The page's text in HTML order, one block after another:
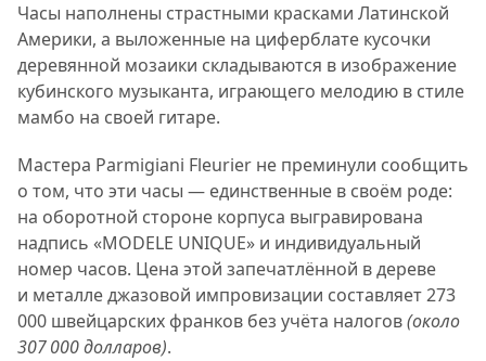
Часы наполнены страстными красками Латинской
Америки, а выложенные на циферблате кусочки
деревянной мозаики складываются в изображение
кубинского музыканта, играющего мелодию в стиле
мамбо на своей гитаре.
Мастера Parmigiani Fleurier не преминули сообщить
о том, что эти часы — единственные в своём роде:
на оборотной стороне корпуса выгравирована
надпись «MODELE UNIQUE» и индивидуальный
номер часов. Цена этой запечатлённой в дереве
и металле джазовой импровизации составляет 273
000 швейцарских франков без учёта налогов(около
307 000 долларов).